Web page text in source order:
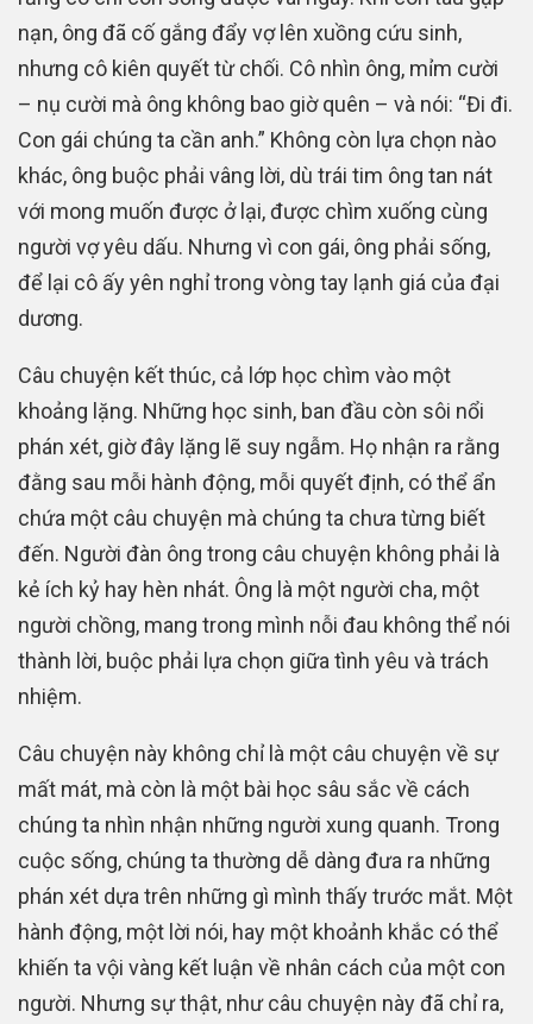
nạn, ông đã cố gắng đẩy vợ lên xuồng cứu sinh,
nhưng cô kiên quyết từ chối. Cô nhìn ông, mỉm cười
– nụ cười mà ông không bao giờ quên – và nói: “Đi đi.
Con gái chúng ta cần anh.” Không còn lựa chọn nào
khác, ông buộc phải vâng lời, dù trái tim ông tan nát
với mong muốn được ở lại, được chìm xuống cùng
người vợ yêu dấu. Nhưng vì con gái, ông phải sống,
để lại cô ấy yên nghỉ trong vòng tay lạnh giá của đại
dương.
Câu chuyện kết thúc, cả lớp học chìm vào một
khoảng lặng. Những học sinh, ban đầu còn sôi nổi
phán xét, giờ đây lặng lẽ suy ngẫm. Họ nhận ra rằng
đằng sau mỗi hành động, mỗi quyết định, có thể ẩn
chứa một câu chuyện mà chúng ta chưa từng biết
đến. Người đàn ông trong câu chuyện không phải là
kẻ ích kỷ hay hèn nhát. Ông là một người cha, một
người chồng, mang trong mình nỗi đau không thể nói
thành lời, buộc phải lựa chọn giữa tình yêu và trách
nhiệm.
Câu chuyện này không chỉ là một câu chuyện về sự
mất mát, mà còn là một bài học sâu sắc về cách
chúng ta nhìn nhận những người xung quanh. Trong
cuộc sống, chúng ta thường dễ dàng đưa ra những
phán xét dựa trên những gì mình thấy trước mắt. Một
hành động, một lời nói, hay một khoảnh khắc có thể
khiến ta vội vàng kết luận về nhân cách của một con
người. Nhưng sự thật, như câu chuyện này đã chỉ ra,